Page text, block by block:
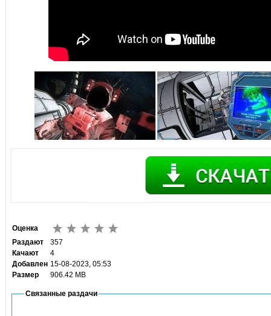
Оценка
Раздают
357
Качают
4
Добавлен 15-08-2023, 05:53
Размер
906.42 MB
Связанные раздачи